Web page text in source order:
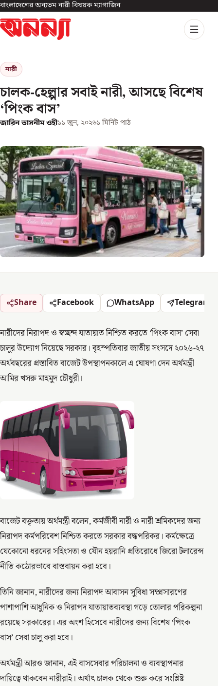
বাংলাদেশের অন্যতম নারী বিষয়ক ম্যাগাজিন
নারী
চালক-হেল্পার সবাই নারী, আসছে বিশেষ
‘পিংক বাস’
জারিন তাসনীম ওহী১১ জুন, ২০২৬১ মিনিট পাঠ
Share Facebook WhatsApp Telegram
নারীদের নিরাপদ ও স্বচ্ছন্দ যাতায়াত নিশ্চিত করতে ‘পিংক বাস’ সেবা
চালুর উদ্যোগ নিয়েছে সরকার। বৃহস্পতিবার জাতীয় সংসদে ২০২৬-২৭
অর্থবছরের প্রস্তাবিত বাজেট উপস্থাপনকালে এ ঘোষণা দেন অর্থমন্ত্রী
আমির খসরু মাহমুদ চৌধুরী।
বাজেট বক্তৃতায় অর্থমন্ত্রী বলেন, কর্মজীবী নারী ও নারী শ্রমিকদের জন্য
নিরাপদ কর্মপরিবেশ নিশ্চিত করতে সরকার বদ্ধপরিকর। কর্মক্ষেত্রে
যেকোনো ধরনের সহিংসতা ও যৌন হয়রানি প্রতিরোধে জিরো টলারেন্স
নীতি কঠোরভাবে বাস্তবায়ন করা হবে।
তিনি জানান, নারীদের জন্য নিরাপদ আবাসন সুবিধা সম্প্রসারণের
পাশাপাশি আধুনিক ও নিরাপদ যাতায়াতব্যবস্থা গড়ে তোলার পরিকল্পনা
রয়েছে সরকারের। এর অংশ হিসেবে নারীদের জন্য বিশেষ ‘পিংক
বাস’ সেবা চালু করা হবে।
অর্থমন্ত্রী আরও জানান, এই বাসসেবার পরিচালনা ও ব্যবস্থাপনার
দায়িত্বে থাকবেন নারীরাই। অর্থাৎ চালক থেকে শুরু করে সংশ্লিষ্ট